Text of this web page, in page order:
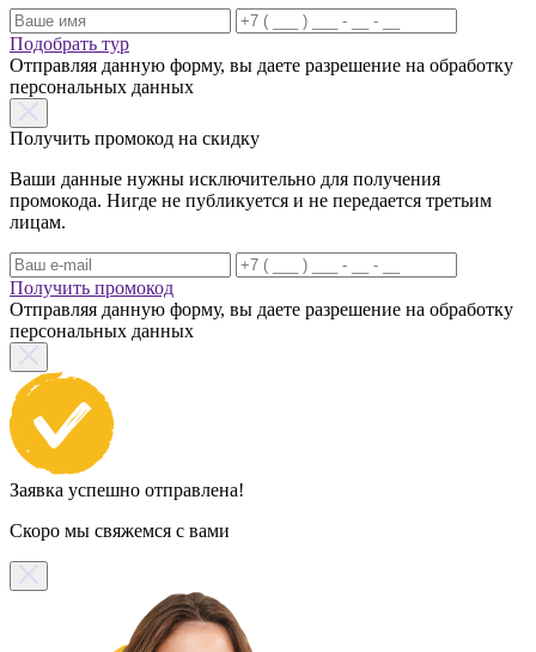
Подобрать тур
Отправляя данную форму, вы даете разрешение на обработку
персональных данных
Получить промокод на скидку
Ваши данные нужны исключительно для получения
промокода. Нигде не публикуется и не передается третьим
лицам.
Получить промокод
Отправляя данную форму, вы даете разрешение на обработку
персональных данных
Заявка успешно отправлена!
Скоро мы свяжемся с вами